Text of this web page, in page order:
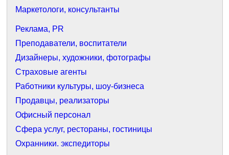
Маркетологи, консультанты
Реклама, PR
Преподаватели, воспитатели
Дизайнеры, художники, фотографы
Страховые агенты
Работники культуры, шоу-бизнеса
Продавцы, реализаторы
Офисный персонал
Сфера услуг, рестораны, гостиницы
Охранники. экспедиторы